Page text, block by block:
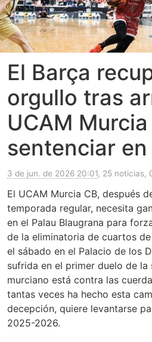
El Barça
orgullo tras
UCAM
sentenciar en
3 de jun. de 2026 20:01, 25 noticias,
El UCAM Murcia CB, después
temporada regular, necesita
en el Palau Blaugrana para
de la eliminatoria de cuartos
el sábado en el Palacio de los
sufrida en el primer duelo de la
murciano está contra las
tantas veces ha hecho esta
decepción, quiere levantarse
2025-2026.